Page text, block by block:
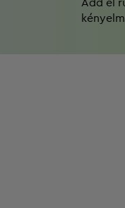
Add el